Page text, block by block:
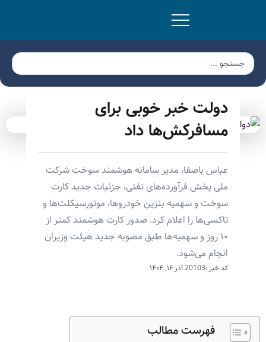
دولت خبر خوبی برای
مسافرکش‌ها داد
عباس باصفا، مدیر سامانه هوشمند سوخت شرکت
ملی پخش فرآورده‌های نفتی، جزئیات جدید کارت
سوخت و سهمیه بنزین خودروها، موتورسیکلت‌ها و
تاکسی‌ها را اعلام کرد. صدور کارت هوشمند کمتر از
۱۰ روز و سهمیه‌ها طبق مصوبه جدید هیئت وزیران
انجام می‌شود.
کد خبر :20103 آذر ۱۶, ۱۴۰۴
فهرست مطالب